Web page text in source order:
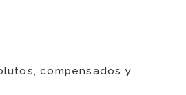
compensados y